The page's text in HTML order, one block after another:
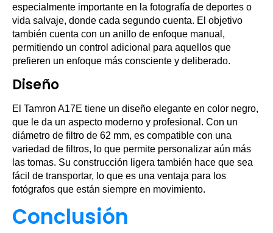
especialmente importante en la fotografía de deportes o
vida salvaje, donde cada segundo cuenta. El objetivo
también cuenta con un anillo de enfoque manual,
permitiendo un control adicional para aquellos que
prefieren un enfoque más consciente y deliberado.
Diseño
El Tamron A17E tiene un diseño elegante en color negro,
que le da un aspecto moderno y profesional. Con un
diámetro de filtro de 62 mm, es compatible con una
variedad de filtros, lo que permite personalizar aún más
las tomas. Su construcción ligera también hace que sea
fácil de transportar, lo que es una ventaja para los
fotógrafos que están siempre en movimiento.
Conclusión